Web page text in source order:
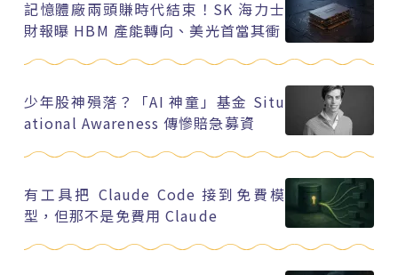
記憶體廠兩頭賺時代結束！SK 海力士
財報曝 HBM 產能轉向、美光首當其衝
少年股神殞落？「AI 神童」基金 Situ
ational Awareness 傳慘賠急募資
有工具把 Claude Code 接到免費模
型，但那不是免費用 Claude